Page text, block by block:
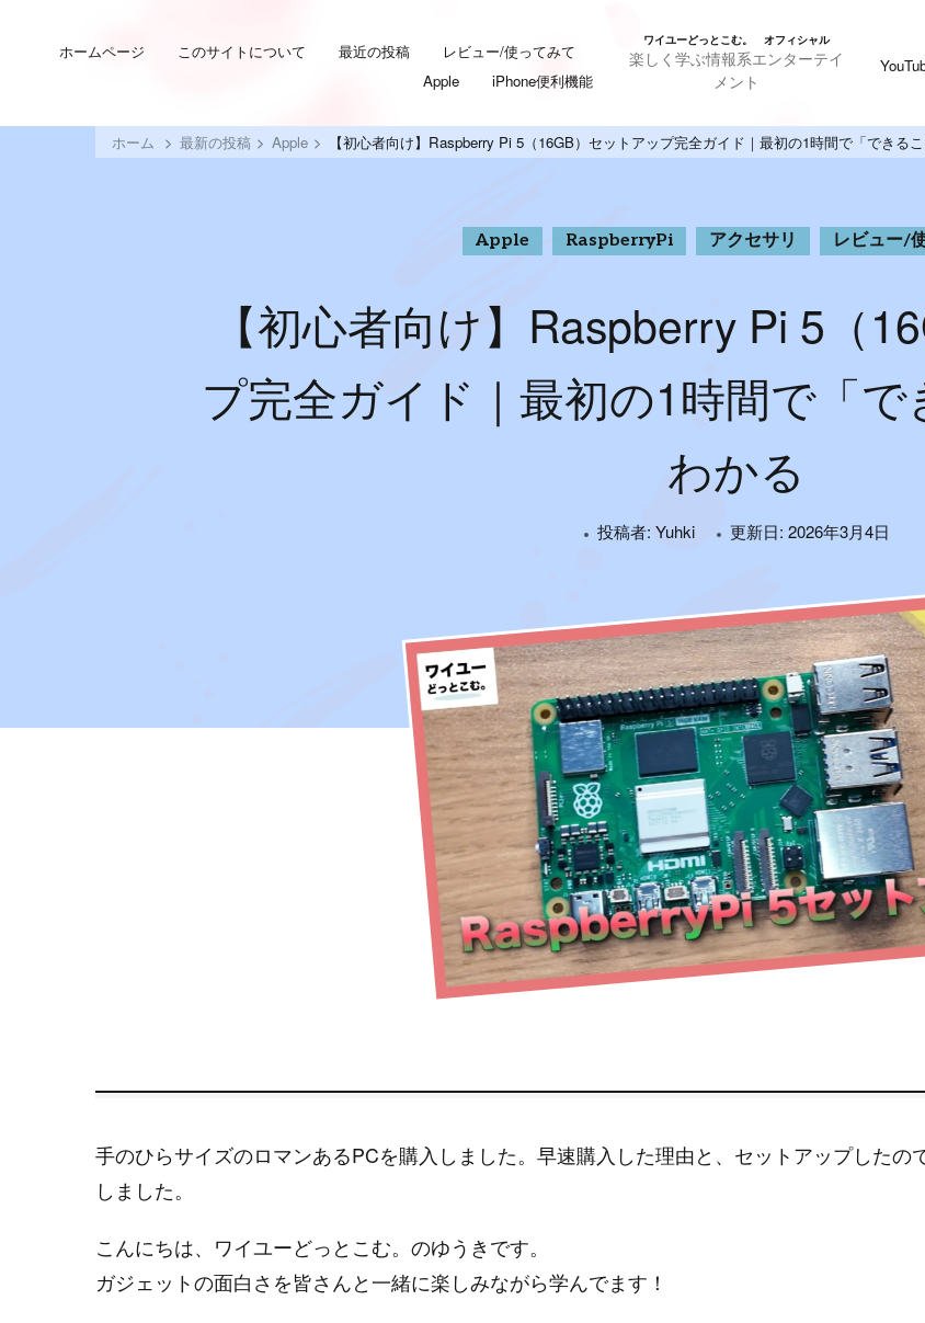
ホームページ このサイトについて 最近の投稿
レビュー/使ってみて
Apple
iPhone便利機能
ワイユーどっとこむ。 オフィシャル
楽しく学ぶ情報系エンターテイ
メント
ホーム 最新の投稿 Apple 【初心者向け】Raspberry Pi 5（16GB）セットアップ完全ガイド｜最初の1時間で「できる
Apple RaspberryPi アクセサリ レビュー/
【初心者向け】Raspberry Pi 5（
プ完全ガイド｜最初の1時間で「
わかる
投稿者: Yuhki 更新日: 2026年3月4日
手のひらサイズのロマンあるPCを購入しました。早速購入した理由と、セットアップしたの
しました。
こんにちは、ワイユーどっとこむ。のゆうきです。
ガジェットの面白さを皆さんと一緒に楽しみながら学んでます！